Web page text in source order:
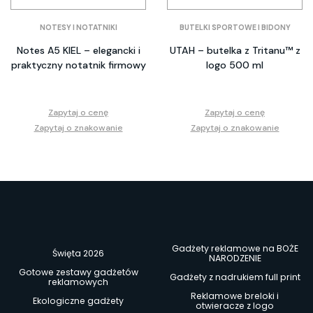
NOTESY I NOTATNIKI
Notes A5 KIEL – elegancki i
praktyczny notatnik firmowy
Zapytaj o cenę
Zapytaj o znakowanie
BUTELKI SPORTOWE I BIDONY
UTAH – butelka z Tritanu™ z
logo 500 ml
Zapytaj o cenę
Zapytaj o znakowanie
Święta 2026
Gadżety reklamowe na BOŻE
NARODZENIE
Gotowe zestawy gadżetów
reklamowych
Gadżety z nadrukiem full print
Ekologiczne gadżety
Reklamowe breloki i
otwieracze z logo